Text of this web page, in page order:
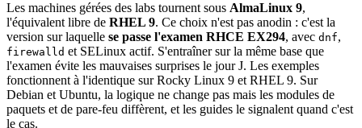
Les machines gérées des labs tournent sous AlmaLinux 9,
l'équivalent libre de RHEL 9. Ce choix n'est pas anodin : c'est la
version sur laquelle se passe l'examen RHCE EX294, avec dnf,
firewalld et SELinux actif. S'entraîner sur la même base que
l'examen évite les mauvaises surprises le jour J. Les exemples
fonctionnent à l'identique sur Rocky Linux 9 et RHEL 9. Sur
Debian et Ubuntu, la logique ne change pas mais les modules de
paquets et de pare-feu diffèrent, et les guides le signalent quand c'est
le cas.